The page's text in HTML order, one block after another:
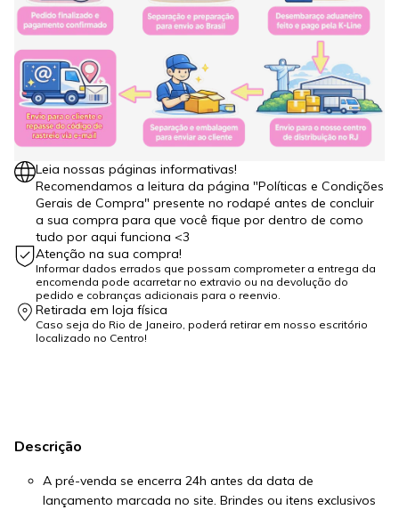
Leia nossas páginas informativas!
Recomendamos a leitura da página "Políticas e Condições
Gerais de Compra" presente no rodapé antes de concluir
a sua compra para que você fique por dentro de como
tudo por aqui funciona <3
Atenção na sua compra!
Informar dados errados que possam comprometer a entrega da
encomenda pode acarretar no extravio ou na devolução do
pedido e cobranças adicionais para o reenvio.
Retirada em loja física
Caso seja do Rio de Janeiro, poderá retirar em nosso escritório
localizado no Centro!
Descrição
A pré-venda se encerra 24h antes da data de
lançamento marcada no site. Brindes ou itens exclusivos